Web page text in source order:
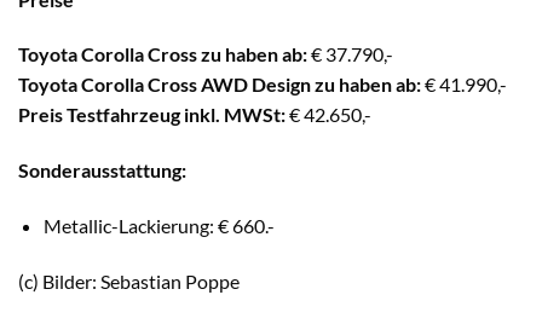
Toyota Corolla Cross zu haben ab:€ 37.790,-
Toyota Corolla Cross AWD Design zu haben ab:€ 41.990,-
Preis Testfahrzeug inkl. MWSt:€ 42.650,-
Sonderausstattung:
Metallic-Lackierung: € 660.-
(c) Bilder: Sebastian Poppe